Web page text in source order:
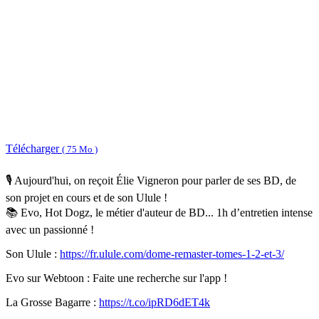
Télécharger ( 75 Mo )
🎙️ Aujourd'hui, on reçoit Élie Vigneron pour parler de ses BD, de
son projet en cours et de son Ulule !
📚 Evo, Hot Dogz, le métier d'auteur de BD... 1h d’entretien intense
avec un passionné !
Son Ulule : https://fr.ulule.com/dome-remaster-tomes-1-2-et-3/
Evo sur Webtoon : Faite une recherche sur l'app !
La Grosse Bagarre : https://t.co/ipRD6dET4k